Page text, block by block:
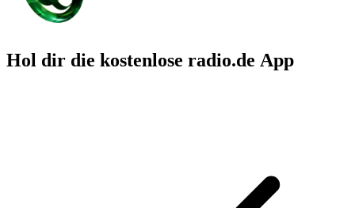
Hol dir die kostenlose radio.de App